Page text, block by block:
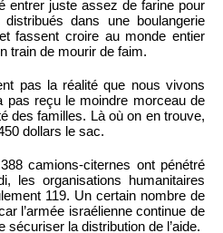
entrer juste assez de farine pour
dans une boulangerie
fassent croire au monde entier
train de mourir de faim.
pas la réalité que nous vivons
pas reçu le moindre morceau de
des familles. Là où on en trouve,
dollars le sac.
camions-citernes ont pénétré
les organisations humanitaires
119. Un certain nombre de
l’armée israélienne continue de
la distribution de l’aide.